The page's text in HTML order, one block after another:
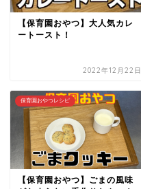
【保育園おやつ】大人気カレ
ートースト！
2022年12月22日
保育園おやつレシピ
【保育園おやつ】ごまの風味